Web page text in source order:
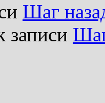
Шаг
записи